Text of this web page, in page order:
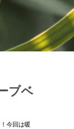
ブベ
今回は暖